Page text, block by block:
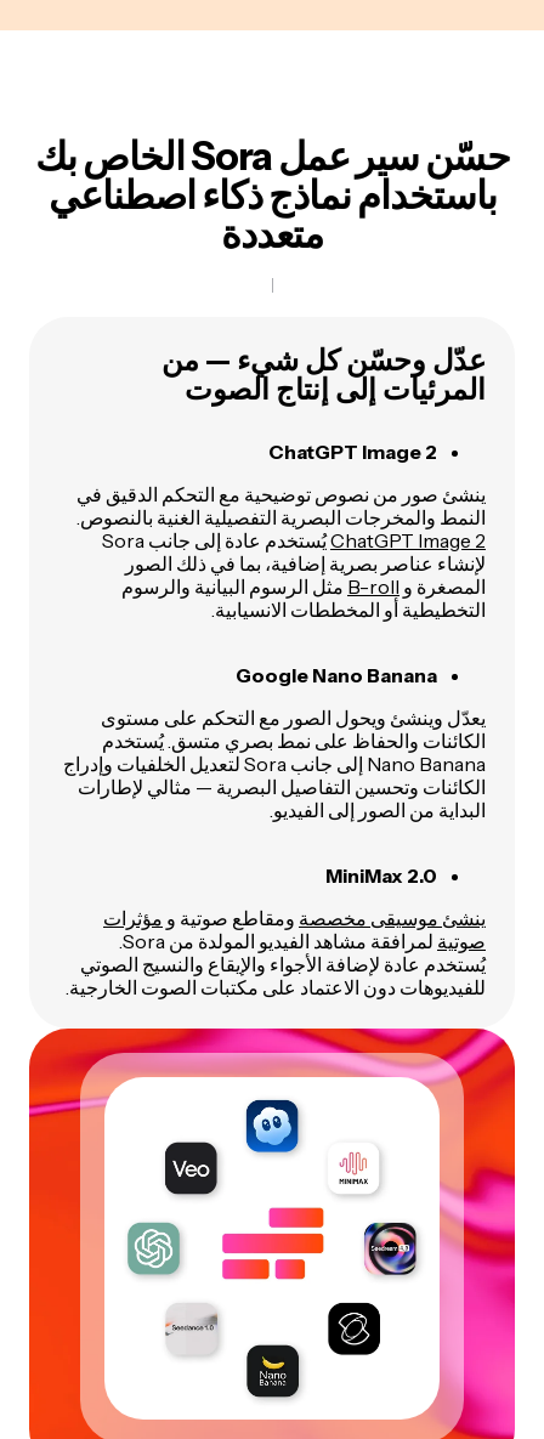
حسّن سير عمل Sora الخاص بك
باستخدام نماذج ذكاء اصطناعي
متعددة
عدّل وحسّن كل شيء — من
المرئيات إلى إنتاج الصوت
ChatGPT Image 2
ينشئ صور من نصوص توضيحية مع التحكم الدقيق في
النمط والمخرجات البصرية التفصيلية الغنية بالنصوص.
ChatGPT Image 2
يُستخدم عادة إلى جانب Sora
لإنشاء عناصر بصرية إضافية، بما في ذلك الصور
المصغرة و B-roll مثل الرسوم البيانية والرسوم
التخطيطية أو المخططات الانسيابية.
Google Nano Banana
يعدّل وينشئ ويحول الصور مع التحكم على مستوى
الكائنات والحفاظ على نمط بصري متسق. يُستخدم
Nano Banana إلى جانب Sora لتعديل الخلفيات وإدراج
الكائنات وتحسين التفاصيل البصرية — مثالي لإطارات
البداية من الصور إلى الفيديو.
MiniMax 2.0
ينشئ موسيقى مخصصة ومقاطع صوتية و مؤثرات
صوتية
يُستخدم عادة لإضافة الأجواء والإيقاع والنسيج الصوتي
للفيديوهات دون الاعتماد على مكتبات الصوت الخارجية.